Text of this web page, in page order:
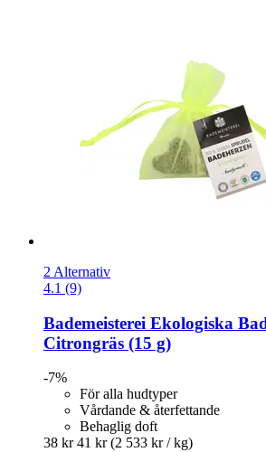
2 Alternativ
4.1 (9)
Bademeisterei Ekologiska
Citrongräs (15 g)
-7%
För alla hudtyper
Vårdande & återfettande
Behaglig doft
38 kr 41 kr (2 533 kr / kg)